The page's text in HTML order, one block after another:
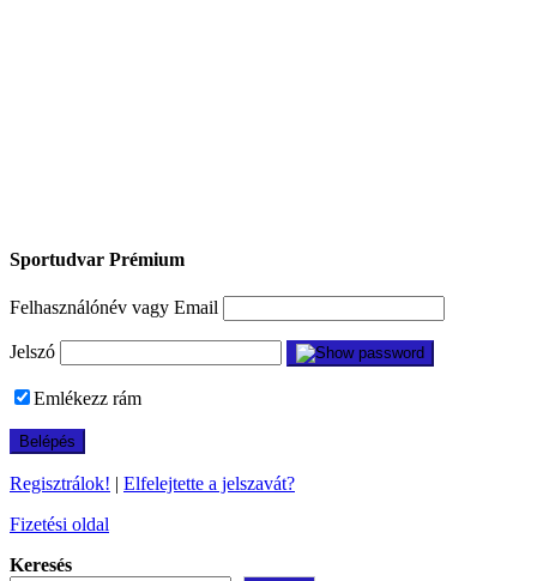
Sportudvar Prémium
Felhasználónév vagy Email
Jelszó
Emlékezz rám
Regisztrálok! | Elfelejtette a jelszavát?
Fizetési oldal
Keresés